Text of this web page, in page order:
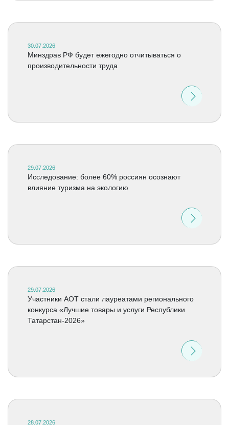
30.07.2026
Минздрав РФ будет ежегодно отчитываться о
производительности труда
29.07.2026
Исследование: более 60% россиян осознают
влияние туризма на экологию
29.07.2026
Участники АОТ стали лауреатами регионального
конкурса «Лучшие товары и услуги Республики
Татарстан-2026»
28.07.2026